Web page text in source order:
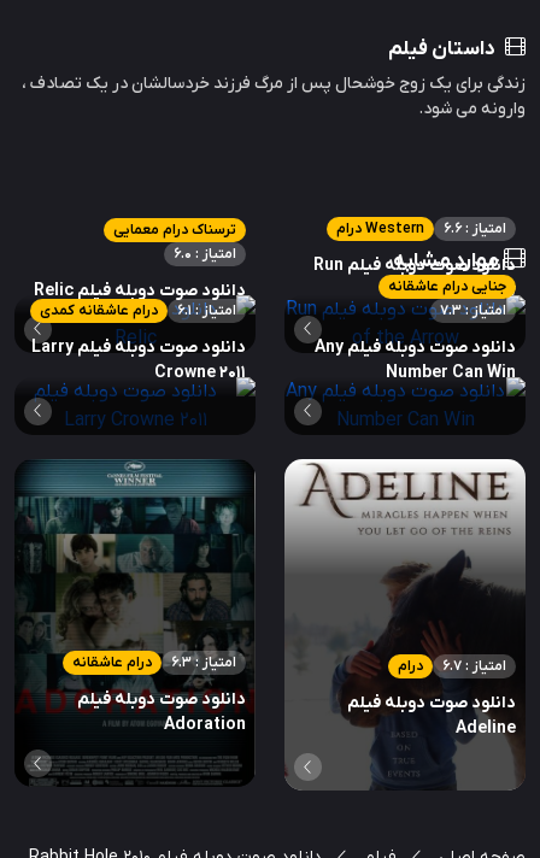
داستان فیلم
زندگی برای یک زوج خوشحال پس از مرگ فرزند خردسالشان در یک تصادف ،
وارونه می شود.
موارد مشابه
Western درام امتیاز : 6.6
دانلود صوت دوبله فیلم Run
of the Arrow
ترسناک درام معمایی
امتیاز : 6.0
دانلود صوت دوبله فیلم Relic
جنایی درام عاشقانه
امتیاز : 7.3
دانلود صوت دوبله فیلم Any
Number Can Win
درام عاشقانه کمدی امتیاز : 6.1
دانلود صوت دوبله فیلم Larry
Crowne 2011
درام امتیاز : 6.7
دانلود صوت دوبله فیلم
Adeline
درام عاشقانه امتیاز : 6.3
دانلود صوت دوبله فیلم
Adoration